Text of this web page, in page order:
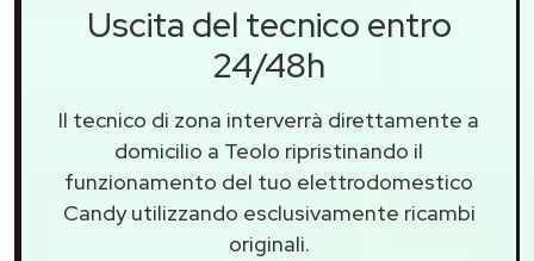
Uscita del tecnico entro
24/48h
Il tecnico di zona interverrà direttamente a
domicilio a Teolo ripristinando il
funzionamento del tuo elettrodomestico
Candy utilizzando esclusivamente ricambi
originali.